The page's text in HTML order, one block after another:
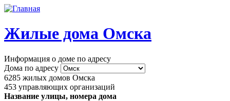
Перейти к основному содержанию
Жилые дома Омска
Информация о доме по адресу
Дома по адресу
6285 жилых домов Омска
453 управляющих организаций
Название улицы, номера дома